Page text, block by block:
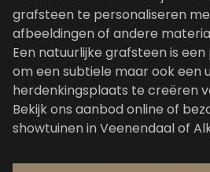
grafsteen te personaliseren
afbeeldingen of andere
Een natuurlijke grafsteen is
om een subtiele maar ook een
herdenkingsplaats te creëren
Bekijk ons aanbod online of
showtuinen in Veenendaal of